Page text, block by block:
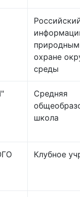
охране
среды
Средняя
школа
Клубное